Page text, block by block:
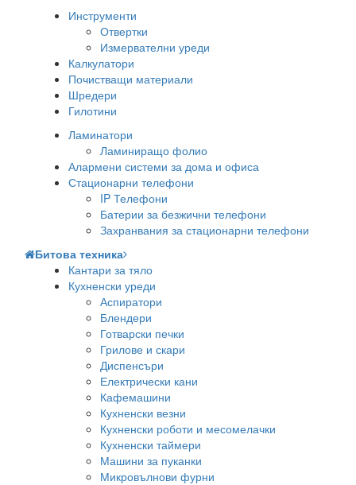
Инструменти
Отвертки
Измервателни уреди
Калкулатори
Почистващи материали
Шредери
Гилотини
Ламинатори
Ламиниращо фолио
Алармени системи за дома и офиса
Стационарни телефони
IP Телефони
Батерии за безжични телефони
Захранвания за стационарни телефони
Битова техника
Кантари за тяло
Кухненски уреди
Аспиратори
Блендери
Готварски печки
Грилове и скари
Диспенсъри
Електрически кани
Кафемашини
Кухненски везни
Кухненски роботи и месомелачки
Кухненски таймери
Машини за пуканки
Микровълнови фурни